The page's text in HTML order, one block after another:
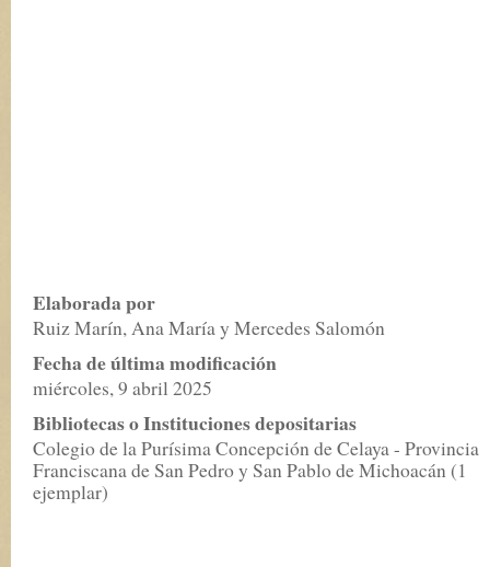
Elaborada por
Ruiz Marín, Ana María y Mercedes Salomón
Fecha de última modificación
miércoles, 9 abril 2025
Bibliotecas o Instituciones depositarias
Colegio de la Purísima Concepción de Celaya - Provincia
Franciscana de San Pedro y San Pablo de Michoacán (1
ejemplar)